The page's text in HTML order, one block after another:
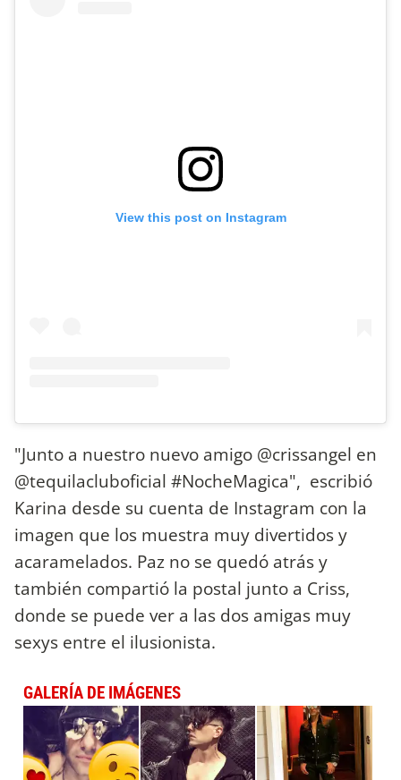
View this post on Instagram
"Junto a nuestro nuevo amigo @crissangel en
@tequilacluboficial #NocheMagica", escribió
Karina desde su cuenta de Instagram con la
imagen que los muestra muy divertidos y
acaramelados. Paz no se quedó atrás y
también compartió la postal junto a Criss,
donde se puede ver a las dos amigas muy
sexys entre el ilusionista.
GALERÍA DE IMÁGENES